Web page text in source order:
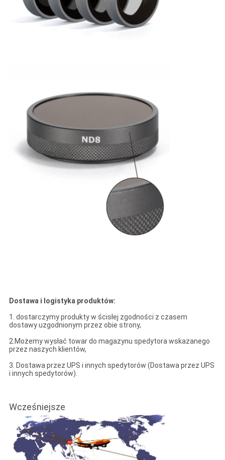
Dostawa i logistyka produktów:
1. dostarczymy produkty w ścisłej zgodności z czasem
dostawy uzgodnionym przez obie strony,
2.Możemy wysłać towar do magazynu spedytora wskazanego
przez naszych klientów,
3. Dostawa przez UPS i innych spedytorów (Dostawa przez UPS
i innych spedytorów).
Wcześniejsze